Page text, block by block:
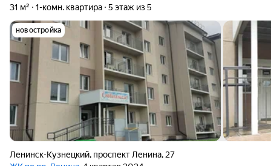
31 м² 1-комн. квартира 5 этаж из 5
новостройка
Ленинск-Кузнецкий, проспект Ленина, 27